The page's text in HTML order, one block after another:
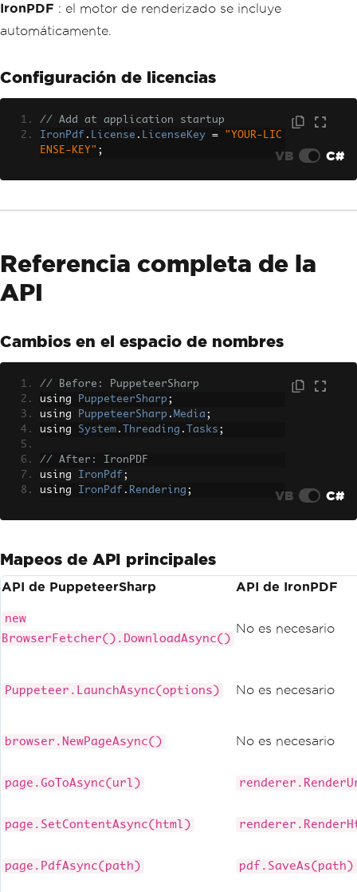
IronPDF : el motor de renderizado se incluye
automáticamente.
Configuración de licencias
// Add at application startup
IronPdf . License . LicenseKey =
"YOUR-LIC
ENSE-KEY" ; VB C#
Referencia completa de la
API
Cambios en el espacio de nombres
// Before: PuppeteerSharp
using
PuppeteerSharp ;
using
PuppeteerSharp . Media ;
using System . Threading . Tasks ;
// After: IronPDF
using IronPdf ;
using IronPdf . Rendering ; VB C#
Mapeos de API principales
API de PuppeteerSharp API de IronPDF
new
BrowserFetcher().DownloadAsync()
No es necesario
Puppeteer.LaunchAsync(options) No es necesario
browser.NewPageAsync() No es necesario
page.GoToAsync(url)
page.SetContentAsync(html)
page.PdfAsync(path) pdf.SaveAs(path)